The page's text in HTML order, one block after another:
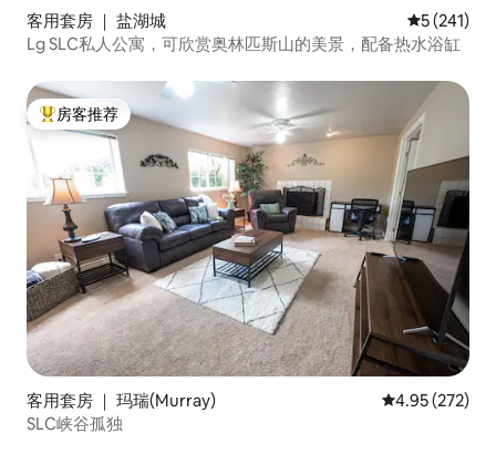
客用套房 ｜ 盐湖城 平均评分 5
5 (241)
Lg SLC私人公寓，可欣赏奥林匹斯山的美景，配备热水浴缸
热门「房客推荐」
房客推荐
客用套房 ｜ 玛瑞(Murray) 平均评分 4.95
4.95 (272)
SLC峡谷孤独